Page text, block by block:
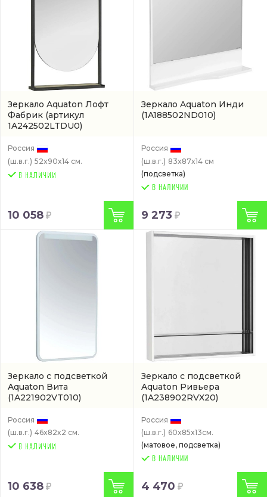
Зеркало Aquaton Лофт
Фабрик (артикул
1A242502LTDU0)
Россия
(ш.в.г.) 52x90x14 см.
10 058
Зеркало Aquaton Инди
(1A188502ND010)
Россия
(ш.в.г.) 83x87x14 см
(подсветка)
В НАЛИЧИИ
9 273
Зеркало с подсветкой
Aquaton Вита
(1A221902VT010)
Россия
(ш.в.г.) 46x82x2 см.
10 638
Зеркало с подсветкой
Aquaton Ривьера
(1A238902RVX20)
Россия
(ш.в.г.) 60x85x13см.
(матовое, подсветка)
В НАЛИЧИИ
4 470